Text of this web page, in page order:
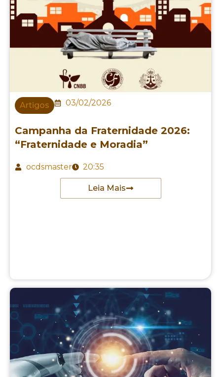
Artigos 03/02/2026
Campanha da Fraternidade 2026:
“Fraternidade e Moradia”
ocdsmaster 20:35
Leia Mais